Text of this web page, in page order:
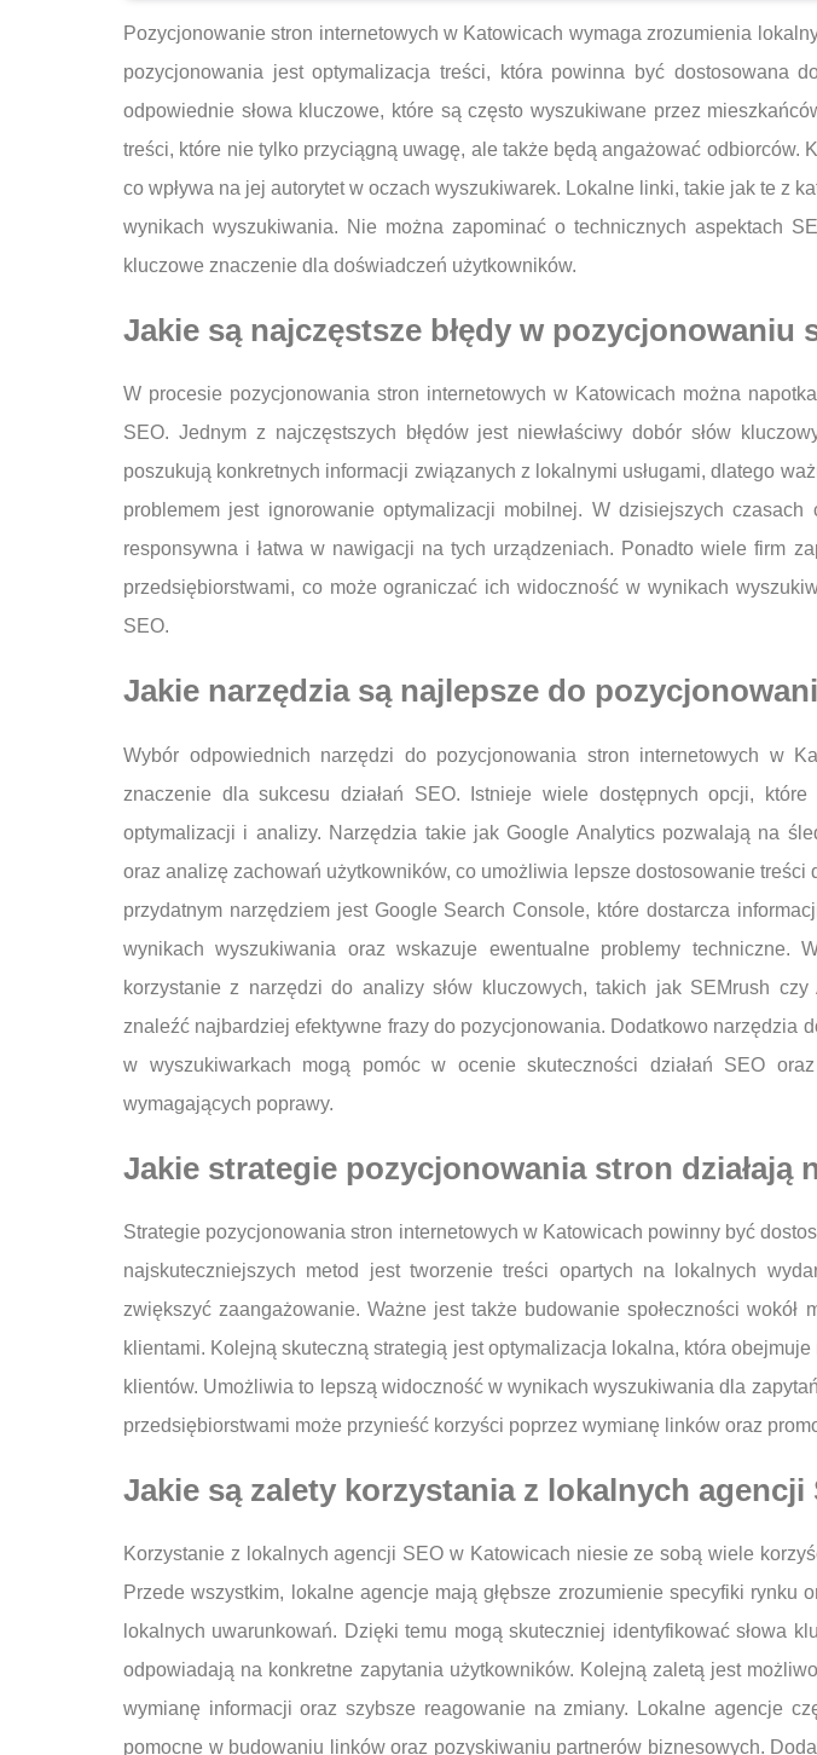
Pozycjonowanie stron internetowych w Katowicach wymaga zrozumienia
pozycjonowania jest optymalizacja treści, która powinna być dostosowana
odpowiednie słowa kluczowe, które są często wyszukiwane przez
treści, które nie tylko przyciągną uwagę, ale także będą angażować
co wpływa na jej autorytet w oczach wyszukiwarek. Lokalne linki, takie jak te z
wynikach wyszukiwania. Nie można zapominać o technicznych aspektach
kluczowe znaczenie dla doświadczeń użytkowników.
Jakie są najczęstsze błędy w pozycjonowaniu
W procesie pozycjonowania stron internetowych w Katowicach można
SEO. Jednym z najczęstszych błędów jest niewłaściwy dobór słów
poszukują konkretnych informacji związanych z lokalnymi usługami, dlatego
problemem jest ignorowanie optymalizacji mobilnej. W dzisiejszych
responsywna i łatwa w nawigacji na tych urządzeniach. Ponadto wiele firm
przedsiębiorstwami, co może ograniczać ich widoczność w wynikach
SEO.
Jakie narzędzia są najlepsze do
Wybór odpowiednich narzędzi do pozycjonowania stron internetowych w
znaczenie dla sukcesu działań SEO. Istnieje wiele dostępnych opcji,
optymalizacji i analizy. Narzędzia takie jak Google Analytics pozwalają na
oraz analizę zachowań użytkowników, co umożliwia lepsze dostosowanie treści
przydatnym narzędziem jest Google Search Console, które dostarcza
wynikach wyszukiwania oraz wskazuje ewentualne problemy techniczne.
korzystanie z narzędzi do analizy słów kluczowych, takich jak SEMrush czy
znaleźć najbardziej efektywne frazy do pozycjonowania. Dodatkowo narzędzia
w wyszukiwarkach mogą pomóc w ocenie skuteczności działań SEO
wymagających poprawy.
Jakie strategie pozycjonowania stron działają
Strategie pozycjonowania stron internetowych w Katowicach powinny być
najskuteczniejszych metod jest tworzenie treści opartych na lokalnych
zwiększyć zaangażowanie. Ważne jest także budowanie społeczności
klientami. Kolejną skuteczną strategią jest optymalizacja lokalna, która
klientów. Umożliwia to lepszą widoczność w wynikach wyszukiwania dla
przedsiębiorstwami może przynieść korzyści poprzez wymianę linków oraz
Jakie są zalety korzystania z lokalnych agencji
Korzystanie z lokalnych agencji SEO w Katowicach niesie ze sobą wiele
Przede wszystkim, lokalne agencje mają głębsze zrozumienie specyfiki
lokalnych uwarunkowań. Dzięki temu mogą skuteczniej identyfikować słowa
odpowiadają na konkretne zapytania użytkowników. Kolejną zaletą jest
wymianę informacji oraz szybsze reagowanie na zmiany. Lokalne agencje
pomocne w budowaniu linków oraz pozyskiwaniu partnerów biznesowych.